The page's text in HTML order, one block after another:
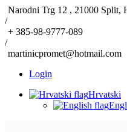
Narodni Trg 12 , 21000 Split,
/
+ 385-98-9777-089
/
martinicpromet@hotmail.com
Login
Hrvatski